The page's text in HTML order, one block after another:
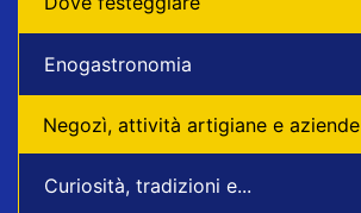
Enogastronomia
Negozì, attività artigiane e aziende
Curiosità, tradizioni e...